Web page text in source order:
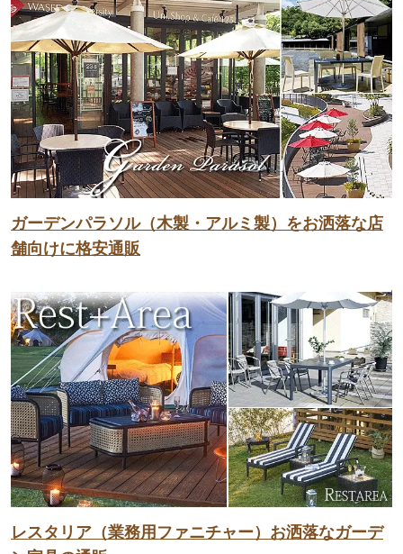
ガーデンパラソル（木製・アルミ製）をお洒落な店
舗向けに格安通販
レスタリア（業務用ファニチャー）お洒落なガーデ